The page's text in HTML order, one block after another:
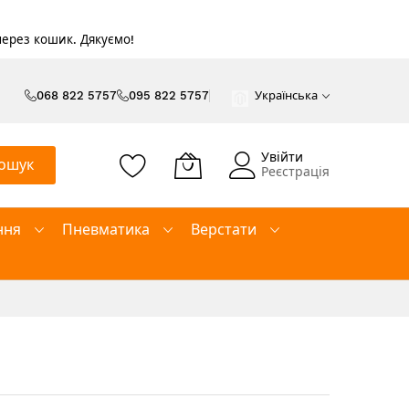
кошик. Дякуємо!
068 822 5757 095 822 5757 Українська
Увійти
Реєстрація
Пневматика Верстати